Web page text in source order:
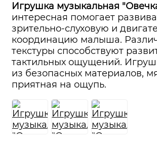
Игрушка музыкальная
интересная помогает
зрительно-слуховую и
координацию малыша.
текстуры способствуют
тактильных ощущений.
из безопасных материалов,
приятная на ощупь.